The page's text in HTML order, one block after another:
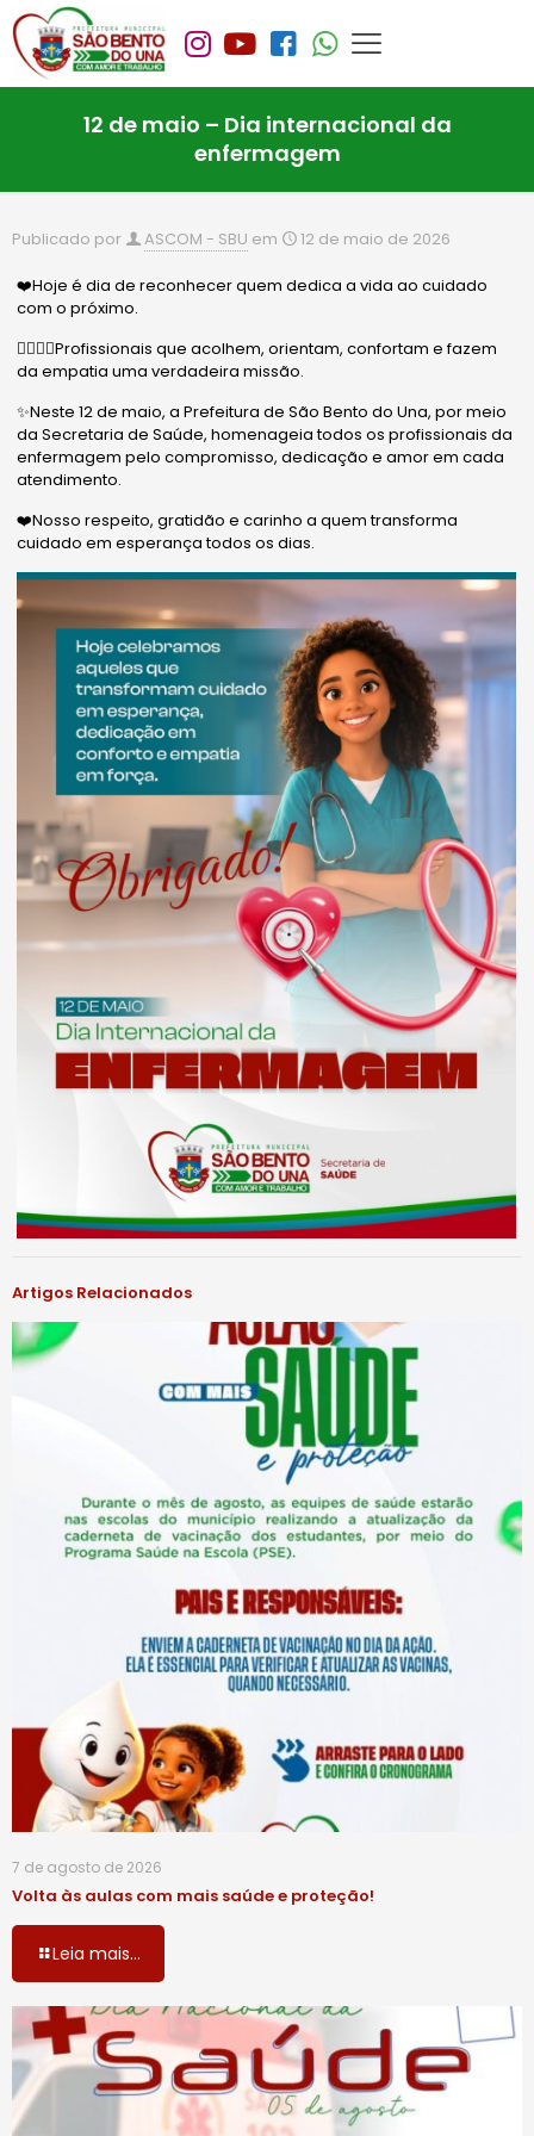
12 de maio – Dia internacional da
enfermagem
Publicado por ASCOM - SBU em 12 de maio de 2026
❤️Hoje é dia de reconhecer quem dedica a vida ao cuidado
com o próximo.
👩‍⚕️🧑‍⚕️Profissionais que acolhem, orientam, confortam e fazem
da empatia uma verdadeira missão.
✨Neste 12 de maio, a Prefeitura de São Bento do Una, por meio
da Secretaria de Saúde, homenageia todos os profissionais da
enfermagem pelo compromisso, dedicação e amor em cada
atendimento.
❤️Nosso respeito, gratidão e carinho a quem transforma
cuidado em esperança todos os dias.
Artigos Relacionados
7 de agosto de 2026
Volta às aulas com mais saúde e proteção!
Leia mais...